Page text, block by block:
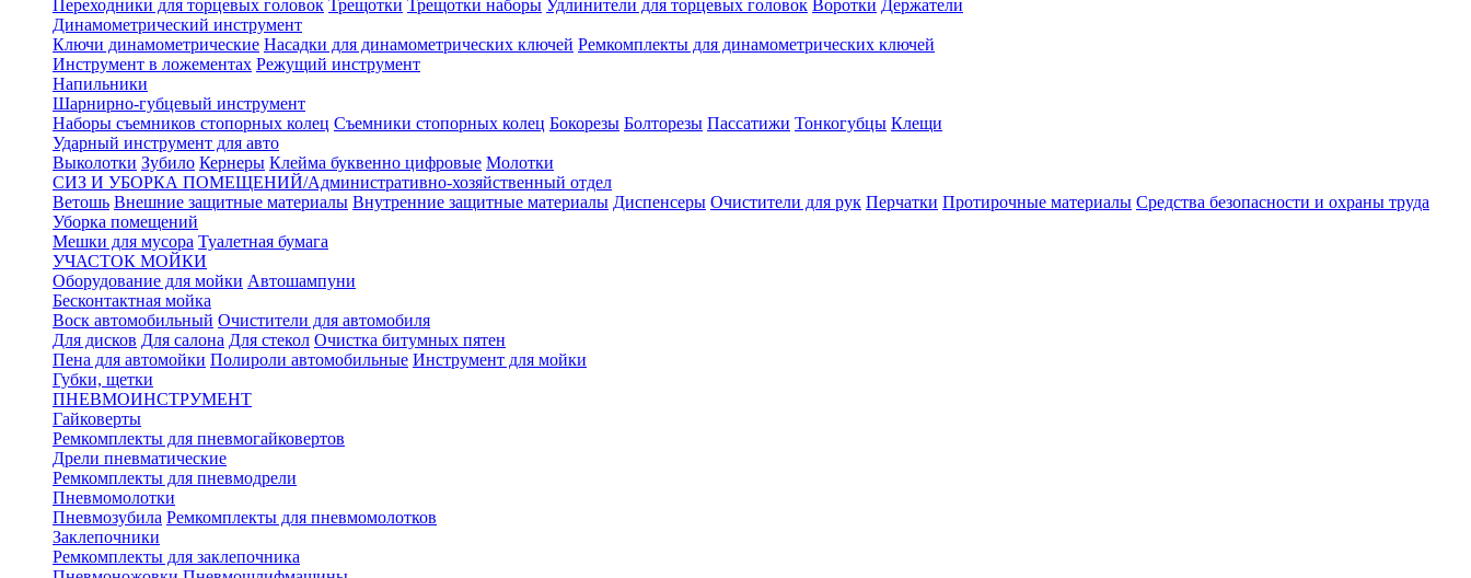
Переходники для торцевых головок Трещотки Трещотки наборы Удлинители для торцевых головок Воротки Держатели
Динамометрический инструмент
Ключи динамометрические Насадки для динамометрических ключей Ремкомплекты для динамометрических ключей
Инструмент в ложементах Режущий инструмент
Напильники
Шарнирно-губцевый инструмент
Наборы съемников стопорных колец Съемники стопорных колец Бокорезы Болторезы Пассатижи Тонкогубцы Клещи
Ударный инструмент для авто
Выколотки Зубило Кернеры Клейма буквенно цифровые Молотки
СИЗ И УБОРКА ПОМЕЩЕНИЙ/Административно-хозяйственный отдел
Ветошь Внешние защитные материалы Внутренние защитные материалы Диспенсеры Очистители для рук Перчатки Протирочные материалы Средства безопасности и охраны труда
Уборка помещений
Мешки для мусора Туалетная бумага
УЧАСТОК МОЙКИ
Оборудование для мойки Автошампуни
Бесконтактная мойка
Воск автомобильный Очистители для автомобиля
Для дисков Для салона Для стекол Очистка битумных пятен
Пена для автомойки Полироли автомобильные Инструмент для мойки
Губки, щетки
ПНЕВМОИНСТРУМЕНТ
Гайковерты
Ремкомплекты для пневмогайковертов
Дрели пневматические
Ремкомплекты для пневмодрели
Пневмомолотки
Пневмозубила Ремкомплекты для пневмомолотков
Заклепочники
Ремкомплекты для заклепочника